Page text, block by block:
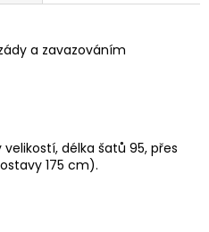
a zavazováním
délka šatů 95, přes
175 cm).